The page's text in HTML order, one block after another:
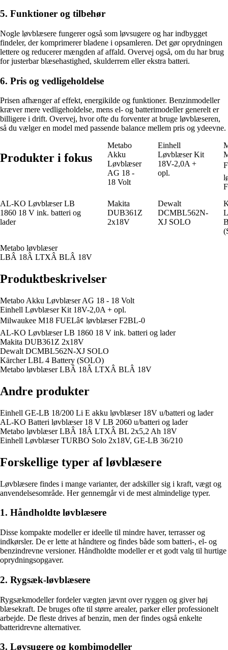
5. Funktioner og tilbehør
Nogle løvblæsere fungerer også som løvsugere og har indbygget
findeler, der komprimerer bladene i opsamleren. Det gør oprydningen
lettere og reducerer mængden af affald. Overvej også, om du har brug
for justerbar blæsehastighed, skulderrem eller ekstra batteri.
6. Pris og vedligeholdelse
Prisen afhænger af effekt, energikilde og funktioner. Benzinmodeller
kræver mere vedligeholdelse, mens el- og batterimodeller generelt er
billigere i drift. Overvej, hvor ofte du forventer at bruge løvblæseren,
så du vælger en model med passende balance mellem pris og ydeevne.
Produkter i fokus
Metabo
Akku
Løvblæser
AG 18 -
18 Volt
Einhell
Løvblæser Kit
18V-2,0A +
opl.
AL-KO Løvblæser LB
1860 18 V ink. batteri og
lader
Makita
DUB361Z
2x18V
Dewalt
DCMBL562N-
XJ SOLO
Metabo løvblæser
LBÂ 18Â LTXÂ BLÂ 18V
Produktbeskrivelser
Metabo Akku Løvblæser AG 18 - 18 Volt
Einhell Løvblæser Kit 18V-2,0A + opl.
Milwaukee M18 FUELâ¢ løvblæser F2BL-0
AL-KO Løvblæser LB 1860 18 V ink. batteri og lader
Makita DUB361Z 2x18V
Dewalt DCMBL562N-XJ SOLO
Kärcher LBL 4 Battery (SOLO)
Metabo løvblæser LBÂ 18Â LTXÂ BLÂ 18V
Andre produkter
Einhell GE-LB 18/200 Li E akku løvblæser 18V u/batteri og lader
AL-KO Batteri løvblæser 18 V LB 2060 u/batteri og lader
Metabo løvblæser LBÂ 18Â LTXÂ BL 2x5,2 Ah 18V
Einhell Løvblæser TURBO Solo 2x18V, GE-LB 36/210
Forskellige typer af løvblæsere
Løvblæsere findes i mange varianter, der adskiller sig i kraft, vægt og
anvendelsesområde. Her gennemgår vi de mest almindelige typer.
1. Håndholdte løvblæsere
Disse kompakte modeller er ideelle til mindre haver, terrasser og
indkørsler. De er lette at håndtere og findes både som batteri-, el- og
benzindrevne versioner. Håndholdte modeller er et godt valg til hurtige
oprydningsopgaver.
2. Rygsæk-løvblæsere
Rygsækmodeller fordeler vægten jævnt over ryggen og giver høj
blæsekraft. De bruges ofte til større arealer, parker eller professionelt
arbejde. De fleste drives af benzin, men der findes også enkelte
batteridrevne alternativer.
3. Løvsugere og kombimodeller